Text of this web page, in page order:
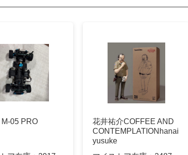
M-05 PRO
花井祐介COFFEE AND
CONTEMPLATIONhanai
yusuke